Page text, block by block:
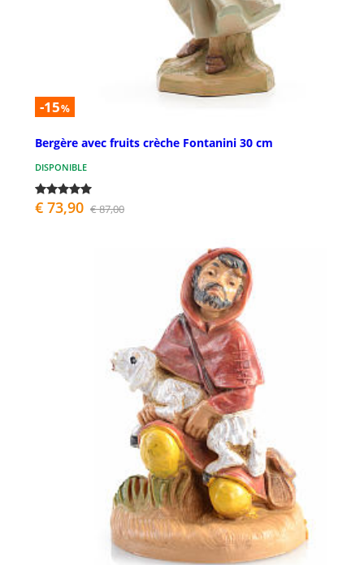
-15%
Bergère avec fruits crèche Fontanini 30 cm
DISPONIBLE
€ 73,90 € 87,00